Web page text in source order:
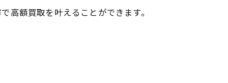
高額買取を叶えることができます。